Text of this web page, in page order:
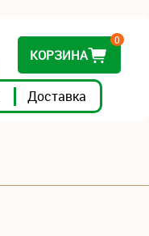
Доставка
КОРЗИНА
0